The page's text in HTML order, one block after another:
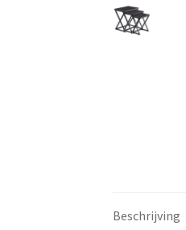
Beschrijving